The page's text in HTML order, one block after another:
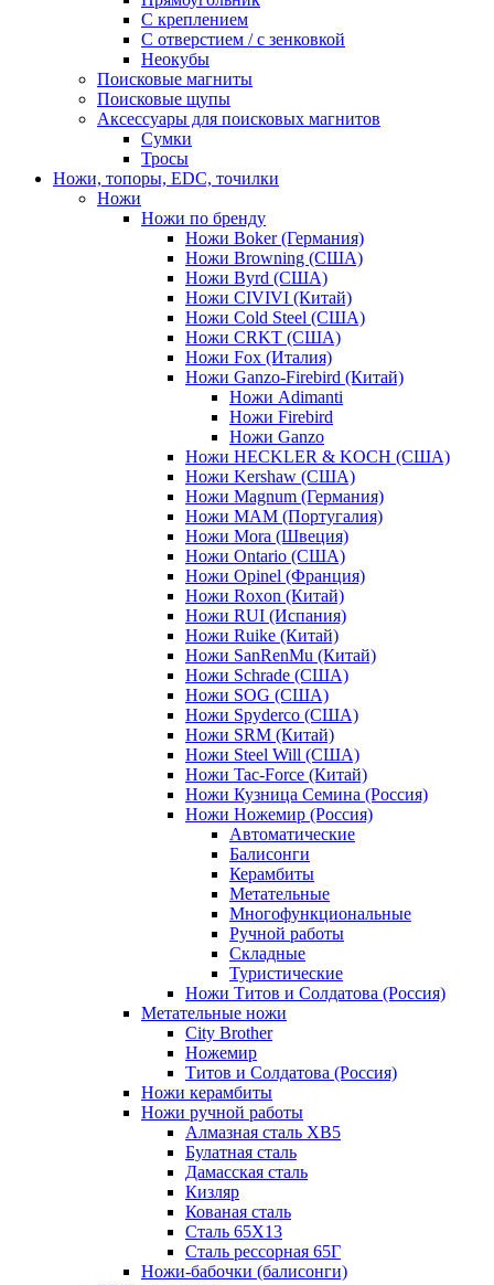
С креплением
С отверстием / с зенковкой
Неокубы
Поисковые магниты
Поисковые щупы
Аксессуары для поисковых магнитов
Сумки
Тросы
Ножи, топоры, EDC, точилки
Ножи
Ножи по бренду
Ножи Boker (Германия)
Ножи Browning (США)
Ножи Byrd (США)
Ножи CIVIVI (Китай)
Ножи Cold Steel (США)
Ножи CRKT (США)
Ножи Fox (Италия)
Ножи Ganzo-Firebird (Китай)
Ножи Adimanti
Ножи Firebird
Ножи Ganzo
Ножи HECKLER & KOCH (США)
Ножи Kershaw (США)
Ножи Magnum (Германия)
Ножи MAM (Португалия)
Ножи Mora (Швеция)
Ножи Ontario (США)
Ножи Opinel (Франция)
Ножи Roxon (Китай)
Ножи RUI (Испания)
Ножи Ruike (Китай)
Ножи SanRenMu (Китай)
Ножи Schrade (США)
Ножи SOG (США)
Ножи Spyderco (США)
Ножи SRM (Китай)
Ножи Steel Will (США)
Ножи Tac-Force (Китай)
Ножи Кузница Семина (Россия)
Ножи Ножемир (Россия)
Автоматические
Балисонги
Керамбиты
Метательные
Многофункциональные
Ручной работы
Складные
Туристические
Ножи Титов и Солдатова (Россия)
Метательные ножи
City Brother
Ножемир
Титов и Солдатова (Россия)
Ножи керамбиты
Ножи ручной работы
Алмазная сталь ХВ5
Булатная сталь
Дамасская сталь
Кизляр
Кованая сталь
Сталь 65Х13
Сталь рессорная 65Г
Ножи-бабочки (балисонги)